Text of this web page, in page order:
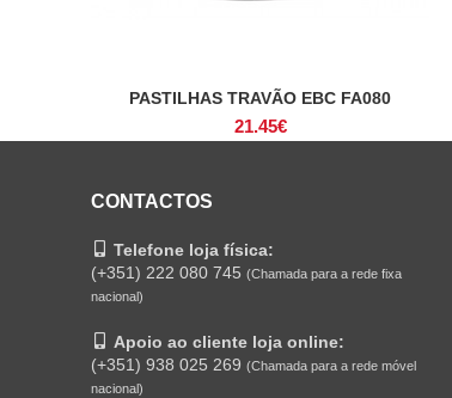
ADICIONAR
PASTILHAS TRAVÃO EBC FA080
21.45€
CONTACTOS
Telefone loja física:
(+351) 222 080 745 (Chamada para a rede fixa
nacional)
Apoio ao cliente loja online:
(+351) 938 025 269 (Chamada para a rede móvel
nacional)